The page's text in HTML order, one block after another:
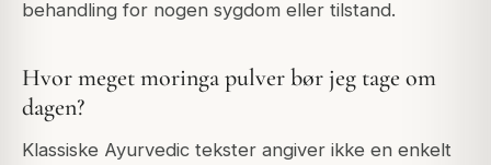
behandling for nogen sygdom eller tilstand.
Hvor meget moringa pulver bør jeg tage om
dagen?
Klassiske Ayurvedic tekster angiver ikke en enkelt